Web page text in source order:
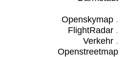
Openskymap.
FlightRadar.
Verkehr.
Openstreetmap